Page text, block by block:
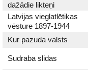
dažādie likteņi
Latvijas vieglatlētikas
vēsture 1897-1944
Kur pazuda valsts
Sudraba slidas